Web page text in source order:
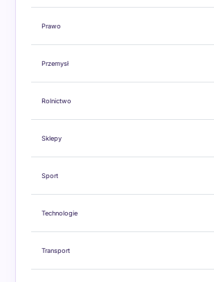
Prawo
Przemysł
Rolnictwo
Sklepy
Sport
Technologie
Transport